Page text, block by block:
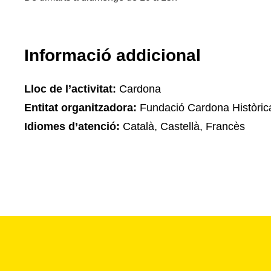
Informació addicional
Lloc de l’activitat: Cardona
Entitat organitzadora: Fundació Cardona
Idiomes d’atenció: Català, Castellà, Francès